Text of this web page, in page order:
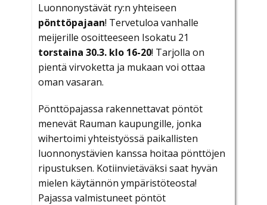
Luonnonystävät ry:n yhteiseen
pönttöpajaan! Tervetuloa vanhalle
meijerille osoitteeseen Isokatu 21
torstaina 30.3. klo 16-20! Tarjolla on
pientä virvoketta ja mukaan voi ottaa
oman vasaran.
Pönttöpajassa rakennettavat pöntöt
menevät Rauman kaupungille, jonka
wihertoimi yhteistyössä paikallisten
luonnonystävien kanssa hoitaa pönttöjen
ripustuksen. Kotiinvietäväksi saat hyvän
mielen käytännön ympäristöteosta!
Pajassa valmistuneet pöntöt